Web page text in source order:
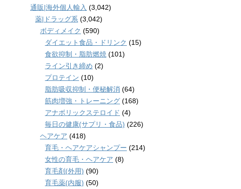
通販|海外個人輸入 (3,042)
薬|ドラッグ系 (3,042)
ボディメイク (590)
ダイエット食品・ドリンク (15)
食欲抑制・脂肪燃焼 (101)
ライン引き締め (2)
プロテイン (10)
脂肪吸収抑制・便秘解消 (64)
筋肉増強・トレーニング (168)
アナボリックステロイド (4)
毎日の健康(サプリ・食品) (226)
ヘアケア (418)
育毛・ヘアケアシャンプー (214)
女性の育毛・ヘアケア (8)
育毛剤(外用) (90)
育毛薬(内服) (50)